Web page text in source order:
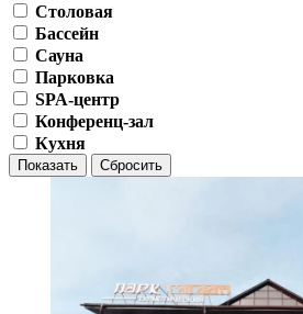
Столовая
Бассейн
Сауна
Парковка
SPA-центр
Конференц-зал
Кухня
Показать Сбросить